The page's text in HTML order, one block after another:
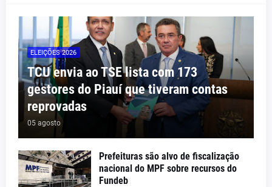
ELEIÇÕES 2026
TCU envia ao TSE lista com 173
gestores do Piauí que tiveram contas
reprovadas
05 agosto
Prefeituras são alvo de fiscalização
nacional do MPF sobre recursos do
Fundeb